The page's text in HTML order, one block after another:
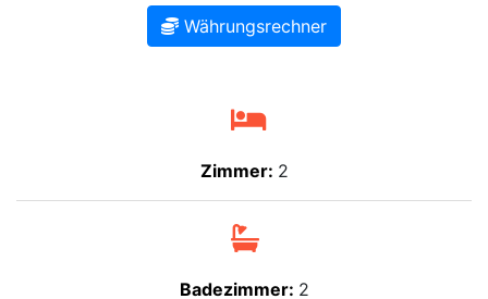
Währungsrechner
Zimmer: 2
Badezimmer: 2